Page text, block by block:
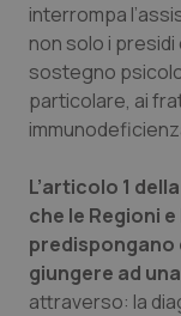
Veneto
Oncologia
interrompa
non solo i
sostegno
particolare, ai
L’articolo 1
che le Regioni
predispongano
giungere ad
attraverso: la